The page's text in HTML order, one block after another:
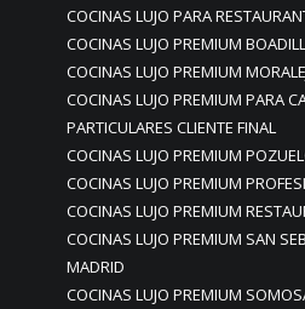
COCINAS LUJO PARA
COCINAS LUJO PREMIUM
COCINAS LUJO PREMIUM
COCINAS LUJO PREMIUM PARA
PARTICULARES CLIENTE FINAL
COCINAS LUJO PREMIUM
COCINAS LUJO PREMIUM
COCINAS LUJO PREMIUM
COCINAS LUJO PREMIUM SAN
MADRID
COCINAS LUJO PREMIUM